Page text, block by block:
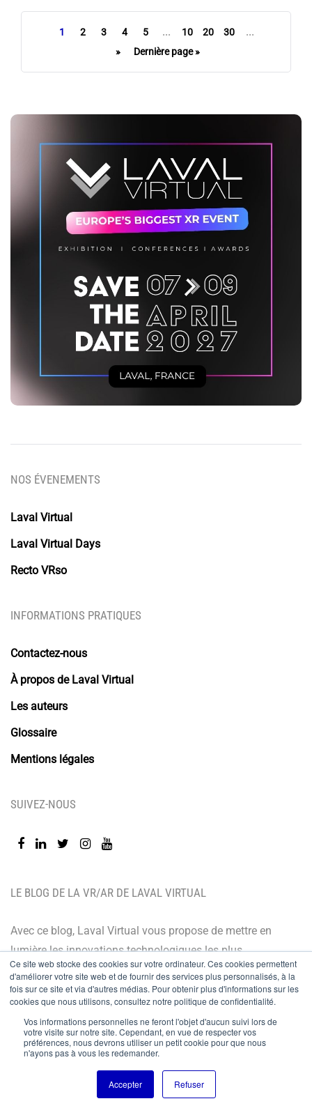
Ce site web stocke des cookies sur votre ordinateur. Ces cookies permettent
d'améliorer votre site web et de fournir des services plus personnalisés, à la
fois sur ce site et via d'autres médias. Pour obtenir plus d'informations sur les
cookies que nous utilisons, consultez notre politique de confidentialité.
Vos informations personnelles ne feront l'objet d'aucun suivi lors de
votre visite sur notre site. Cependant, en vue de respecter vos
préférences, nous devrons utiliser un petit cookie pour que nous
n'ayons pas à vous les redemander.
Accepter Refuser
1 2 3 4 5 ... 10 20 30
...
»
Dernière page »
LE BLOG DE LA VR/AR DE LAVAL VIRTUAL
Avec ce blog, Laval Virtual vous propose de mettre en
lumière les innovations technologiques les plus
récentes et les dernières tendances. Orienté BtoB, le
blog de Laval Virtual s’adresse à tous ceux qui désirent
mieux comprendre et mieux maîtriser les technologies
immersives, les intégrer à leur chaîne de valeur ou
encore anticiper leurs évolutions.
NOS ÉVENEMENTS
Laval Virtual
Laval Virtual Days
Recto VRso
INFORMATIONS PRATIQUES
Contactez-nous
À propos de Laval Virtual
Les auteurs
Glossaire
Mentions légales
SUIVEZ-NOUS